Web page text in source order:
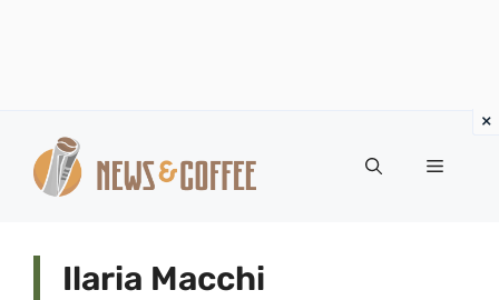
contenuto
Menu
Ilaria Macchi